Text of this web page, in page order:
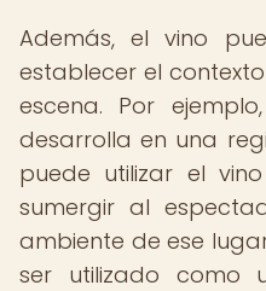
Además, el vino
establecer el
escena. Por
desarrolla en una
puede utilizar el
sumergir al
ambiente de ese
ser utilizado como